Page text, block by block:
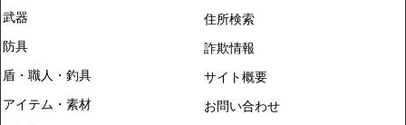
武器
防具
盾・職人・釣具
アイテム・素材
住所検索
詐欺情報
サイト概要
お問い合わせ